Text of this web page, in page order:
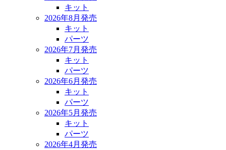
キット
2026年8月発売
キット
パーツ
2026年7月発売
キット
パーツ
2026年6月発売
キット
パーツ
2026年5月発売
キット
パーツ
2026年4月発売